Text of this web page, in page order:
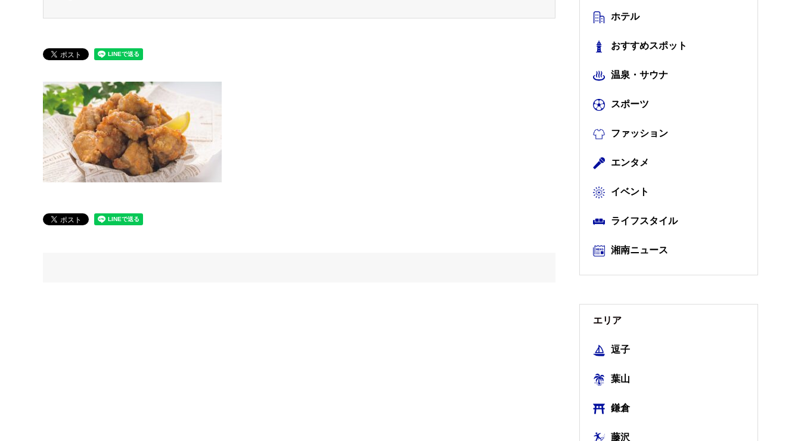
ホテル
おすすめスポット
温泉・サウナ
スポーツ
ファッション
エンタメ
イベント
ライフスタイル
湘南ニュース
エリア
逗子
葉山
鎌倉
藤沢